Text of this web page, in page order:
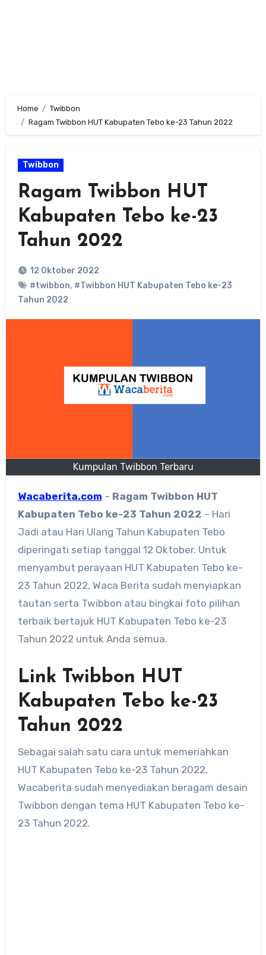
Home
Twibbon
Ragam Twibbon HUT Kabupaten Tebo ke-23 Tahun 2022
Twibbon
Ragam Twibbon HUT
Kabupaten Tebo ke-23
Tahun 2022
12 Oktober 2022
#twibbon, #Twibbon HUT Kabupaten Tebo ke-23
Tahun 2022
Kumpulan Twibbon Terbaru
Wacaberita.com – Ragam Twibbon HUT
Kabupaten Tebo ke-23 Tahun 2022 – Hari
Jadi atau Hari Ulang Tahun Kabupaten Tebo
diperingati setiap tanggal 12 Oktober. Untuk
menyambut perayaan HUT Kabupaten Tebo ke-
23 Tahun 2022, Waca Berita sudah menyiapkan
tautan serta Twibbon atau bingkai foto pilihan
terbaik bertajuk HUT Kabupaten Tebo ke-23
Tahun 2022 untuk Anda semua.
Link Twibbon HUT
Kabupaten Tebo ke-23
Tahun 2022
Sebagai salah satu cara untuk memeriahkan
HUT Kabupaten Tebo ke-23 Tahun 2022,
Wacaberita sudah menyediakan beragam desain
Twibbon dengan tema HUT Kabupaten Tebo ke-
23 Tahun 2022.